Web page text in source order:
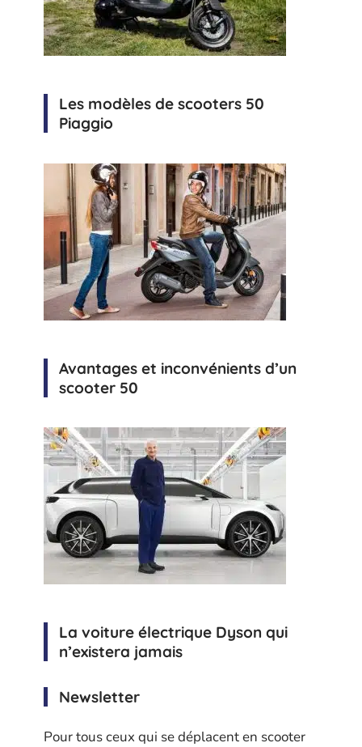
Les modèles de scooters 50
Piaggio
Avantages et inconvénients d’un
scooter 50
La voiture électrique Dyson qui
n’existera jamais
Newsletter
Pour tous ceux qui se déplacent en scooter